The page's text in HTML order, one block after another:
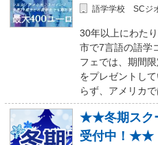
語学学校 SCジ
30年以上にわた
市で7言語の語学
フェでは、期間
をプレゼントし
らず、アメリカ
★★冬期スク
受付中！★★